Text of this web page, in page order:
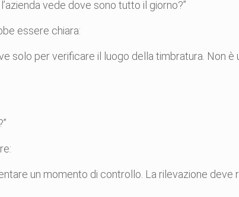
vede dove sono tutto il giorno?”
essere chiara:
solo per verificare il luogo della timbratura. Non
un momento di controllo. La rilevazione